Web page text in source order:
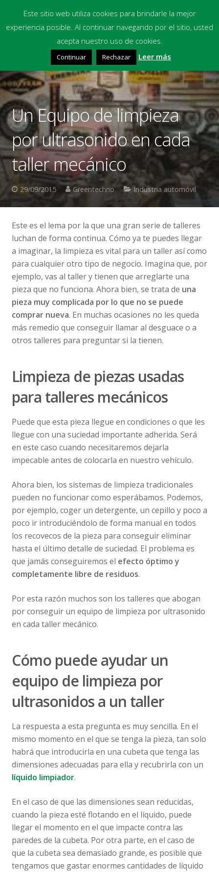
Productos Químicos
Multimedia
Blog
Contacto
Financiación
Un Equipo de limpieza
por ultrasonido en cada
taller mecánico
29/09/2015 Greentechno Industria automóvil
Este es el lema por la que una gran serie de talleres
luchan de forma continua. Cómo ya te puedes llegar
a imaginar, la limpieza es vital para un taller así como
para cualquier otro tipo de negocio. Imagina que, por
ejemplo, vas al taller y tienen que arreglarte una
pieza que no funciona. Ahora bien, se trata de una
pieza muy complicada por lo que no se puede
comprar nueva. En muchas ocasiones no les queda
más remedio que conseguir llamar al desguace o a
otros talleres para preguntar si la tienen.
Limpieza de piezas usadas
para talleres mecánicos
Puede que esta pieza llegue en condiciones o que les
llegue con una suciedad importante adherida. Será
en este caso cuando necesitaremos dejarla
impecable antes de colocarla en nuestro vehículo.
Ahora bien, los sistemas de limpieza tradicionales
pueden no funcionar como esperábamos. Podemos,
por ejemplo, coger un detergente, un cepillo y poco a
poco ir introduciéndolo de forma manual en todos
los recovecos de la pieza para conseguir eliminar
hasta el último detalle de suciedad. El problema es
que jamás conseguiremos el efecto óptimo y
completamente libre de residuos.
Por esta razón muchos son los talleres que abogan
por conseguir un equipo de limpieza por ultrasonido
en cada taller mecánico.
Cómo puede ayudar un
equipo de limpieza por
ultrasonidos a un taller
La respuesta a esta pregunta es muy sencilla. En el
mismo momento en el que se tenga la pieza, tan solo
habrá que introducirla en una cubeta que tenga las
dimensiones adecuadas para ella y recubrirla con un
líquido limpiador.
En el caso de que las dimensiones sean reducidas,
cuando la pieza esté flotando en el líquido, puede
llegar el momento en el que impacte contra las
paredes de la cubeta. Por otra parte, en el caso de
que la cubeta sea demasiado grande, es posible que
tengamos que gastar enormes cantidades de líquido
Este sitio web utiliza cookies para brindarle la mejor
experiencia posible. Al continuar navegando por el sitio, usted
acepta nuestro uso de cookies.
Continuar Rechazar Leer más